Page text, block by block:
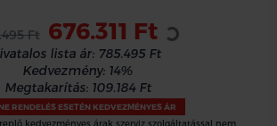
Ft 676.311 Ft
lista ár: 785.495 Ft
Kedvezmény: 14%
Megtakarítás: 109.184 Ft
RENDELÉS ESETÉN KEDVEZMÉNYES ÁR
kedvezményes árak szerviz szolgáltatással nem